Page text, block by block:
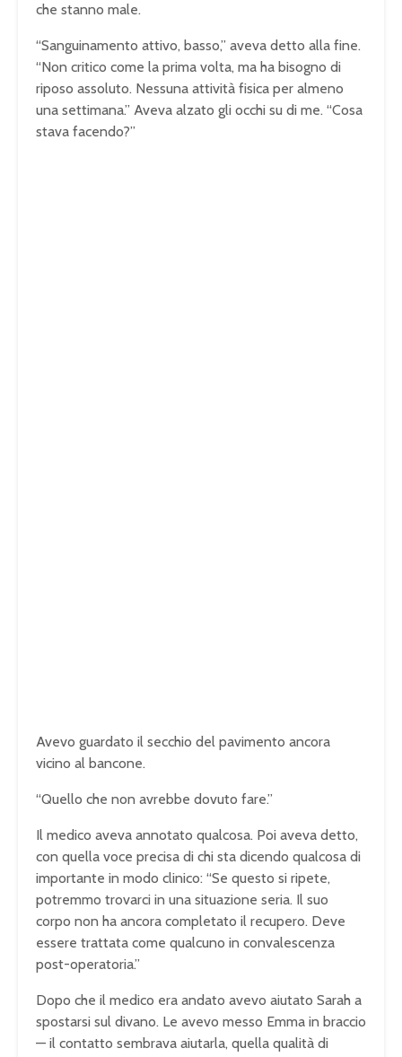
che stanno male.
“Sanguinamento attivo, basso,” aveva detto alla fine.
“Non critico come la prima volta, ma ha bisogno di
riposo assoluto. Nessuna attività fisica per almeno
una settimana.” Aveva alzato gli occhi su di me. “Cosa
stava facendo?”
Avevo guardato il secchio del pavimento ancora
vicino al bancone.
“Quello che non avrebbe dovuto fare.”
Il medico aveva annotato qualcosa. Poi aveva detto,
con quella voce precisa di chi sta dicendo qualcosa di
importante in modo clinico: “Se questo si ripete,
potremmo trovarci in una situazione seria. Il suo
corpo non ha ancora completato il recupero. Deve
essere trattata come qualcuno in convalescenza
post-operatoria.”
Dopo che il medico era andato avevo aiutato Sarah a
spostarsi sul divano. Le avevo messo Emma in braccio
— il contatto sembrava aiutarla, quella qualità di